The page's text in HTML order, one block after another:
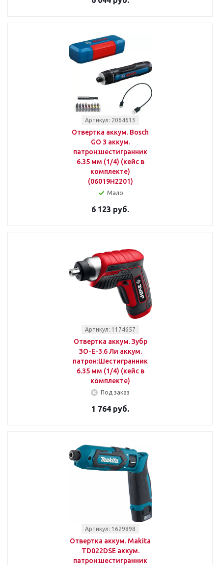
Артикул: 2064613
Отвертка аккум. Bosch
GO 3 аккум.
патрон:шестигранник
6.35 мм (1/4) (кейс в
комплекте)
(06019H2201)
Мало
6 123 руб.
Артикул: 1174657
Отвертка аккум. Зубр
ЗО-Е-3.6 Ли аккум.
патрон:Шестигранник
6.35 мм (1/4) (кейс в
комплекте)
Под заказ
1 764 руб.
Артикул: 1629898
Отвертка аккум. Makita
TD022DSE аккум.
патрон:шестигранник